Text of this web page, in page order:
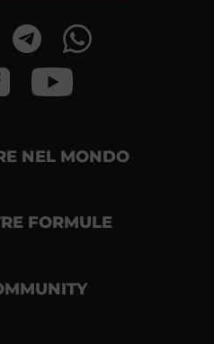
NEL MONDO
FORMULE